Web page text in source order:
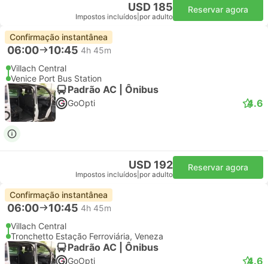
USD 185
Impostos incluídos por adulto
Reservar agora
Confirmação instantânea
06:00 10:45 4h 45m
Villach Central
Venice Port Bus Station
Padrão AC | Ônibus
GoOpti 4.6
USD 192
Impostos incluídos por adulto
Reservar agora
Confirmação instantânea
06:00 10:45 4h 45m
Villach Central
Tronchetto Estação Ferroviária, Veneza
Padrão AC | Ônibus
GoOpti 4.6